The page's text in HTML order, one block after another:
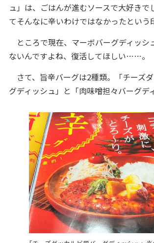
ュ」は、ごはんが進むソースで大好きで
てそんなに辛いわけではなかったという
ところで現在、マーボバーグディッシ
ないんですよね、復活してほしい……。
さて、旨辛バーグは2種類。「チーズ
グディッシュ」と「肉味噌担々バーグデ